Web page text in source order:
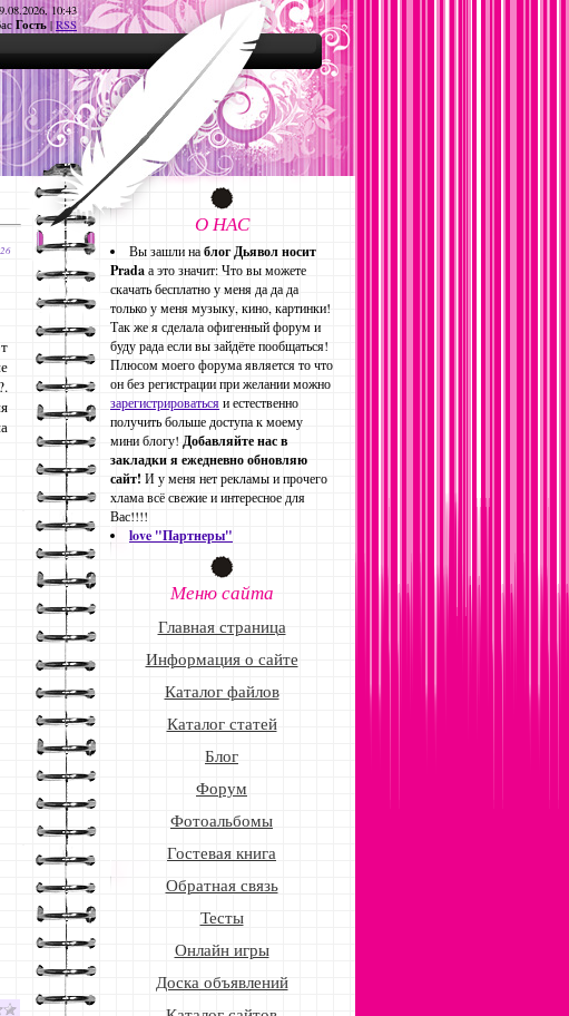
10:43
Гость | RSS
О НАС
Вы зашли наблог Дьявол носит
Pradaа это значит: Что вы можете
скачать бесплатно у меня да да да
только у меня музыку, кино, картинки!
Так же я сделала офигенный форум и
буду рада если вы зайдёте пообщаться!
Плюсом моего форума является то что
он без регистрации при желании можно
зарегистрироватьсяи естественно
получить больше доступа к моему
мини блогу! Добавляйте нас в
закладки я ежедневно обновляю
сайт! И у меня нет рекламы и прочего
хлама всё свежие и интересное для
Вас!!!!
love "Партнеры"
Меню сайта
Главная страница
Информация о сайте
Каталог файлов
Каталог статей
Блог
Форум
Фотоальбомы
Гостевая книга
Обратная связь
Тесты
Онлайн игры
Доска объявлений